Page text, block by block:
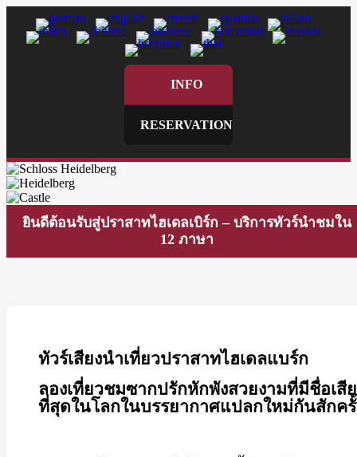
INFO
RESERVATION
ยินดีต้อนรับสู่ปราสาทไฮเดลเบิร์ก – บริการทัวร์นำชมใน
12 ภาษา
ทัวร์เสียงนำเที่ยวปราสาทไฮเดลแบร์ก
ลองเที่ยวชมซากปรักหักพังสวยงามที่มีชื่อเสี
ที่สุดในโลกในบรรยากาศแปลกใหม่กันสักค